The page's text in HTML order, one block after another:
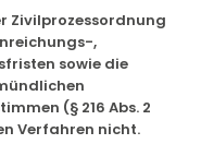
Zivilprozessordnung
,
sowie die
(§ 216 Abs. 2
Verfahren nicht.